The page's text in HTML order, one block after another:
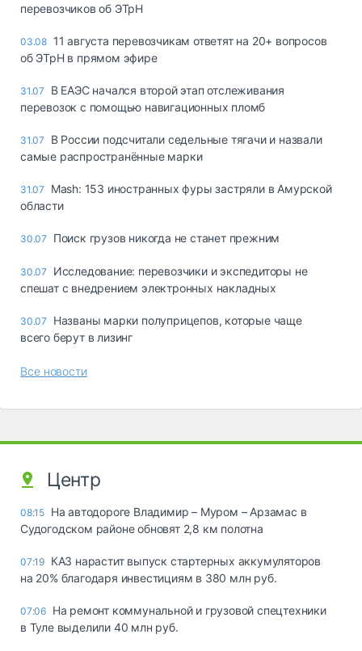
перевозчиков об ЭТрН
03.08 11 августа перевозчикам ответят на 20+ вопросов
об ЭТрН в прямом эфире
31.07
В ЕАЭС начался второй этап отслеживания
перевозок с помощью навигационных пломб
31.07
В России подсчитали седельные тягачи и назвали
самые распространённые марки
31.07
Mash: 153 иностранных фуры застряли в Амурской
области
30.07 Поиск грузов никогда не станет прежним
30.07
Исследование: перевозчики и экспедиторы не
спешат с внедрением электронных накладных
30.07
Названы марки полуприцепов, которые чаще
всего берут в лизинг
Все новости
Центр
08:15 На автодороге Владимир – Муром – Арзамас в
Судогодском районе обновят 2,8 км полотна
07:19 КАЗ нарастит выпуск стартерных аккумуляторов
на 20% благодаря инвестициям в 380 млн руб.
07:06 На ремонт коммунальной и грузовой спецтехники
в Туле выделили 40 млн руб.